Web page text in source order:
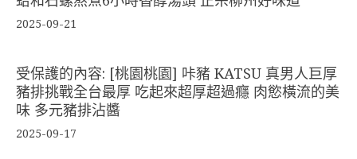
2025-09-21
受保護的內容: [桃園桃園] 咔豬 KATSU 真男人巨厚
豬排挑戰全台最厚 吃起來超厚超過癮 肉慾橫流的美
味 多元豬排沾醬
2025-09-17